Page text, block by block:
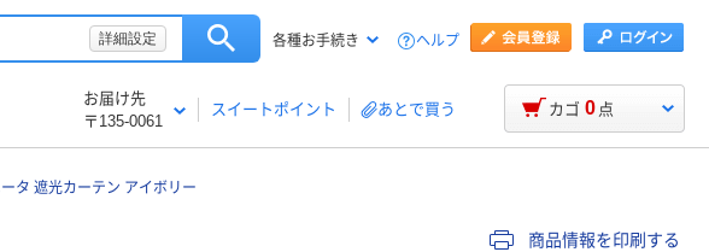
詳細設定 各種お手続き ヘルプ
お届け先
〒135-0061
スイートポイント あとで買う カゴ 0 点
タ 遮光カーテン アイボリー
商品情報を印刷する